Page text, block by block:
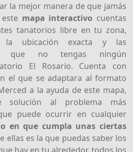
la mejor manera de que jamás
mapa interactivo cuentas
tanatorios libre en tu zona,
la ubicación exacta y las
que no tengas ningún
El Rosario. Cuenta con
el que se adaptara al formato
a la ayuda de este mapa,
solución al problema más
puede ocurrir en cualquier
en que cumpla unas ciertas
ellas es la que puedas saber los